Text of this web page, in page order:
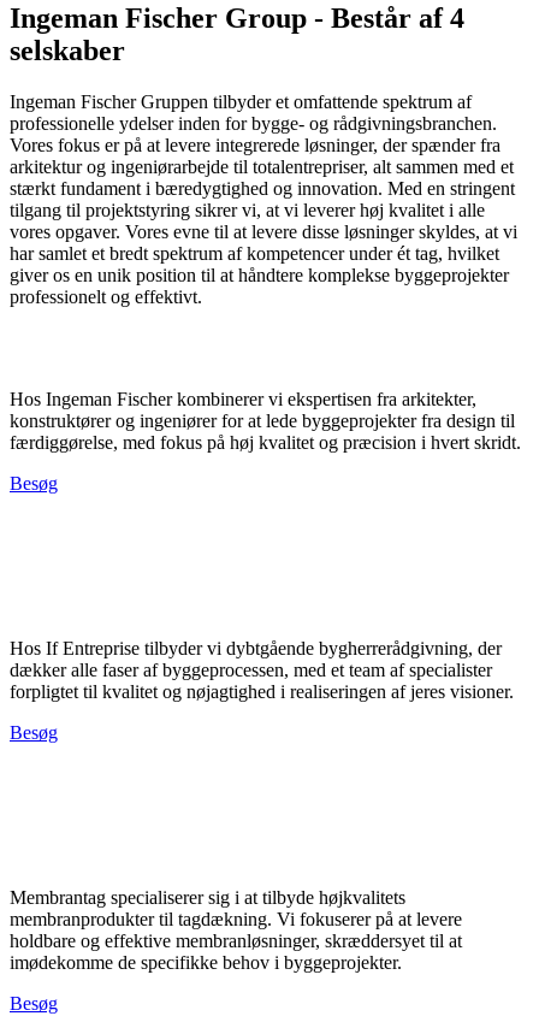
Ingeman Fischer Group - Består af 4
selskaber
Ingeman Fischer Gruppen tilbyder et omfattende spektrum af
professionelle ydelser inden for bygge- og rådgivningsbranchen.
Vores fokus er på at levere integrerede løsninger, der spænder fra
arkitektur og ingeniørarbejde til totalentrepriser, alt sammen med et
stærkt fundament i bæredygtighed og innovation. Med en stringent
tilgang til projektstyring sikrer vi, at vi leverer høj kvalitet i alle
vores opgaver. Vores evne til at levere disse løsninger skyldes, at vi
har samlet et bredt spektrum af kompetencer under ét tag, hvilket
giver os en unik position til at håndtere komplekse byggeprojekter
professionelt og effektivt.
Hos Ingeman Fischer kombinerer vi ekspertisen fra arkitekter,
konstruktører og ingeniører for at lede byggeprojekter fra design til
færdiggørelse, med fokus på høj kvalitet og præcision i hvert skridt.
Besøg
Hos If Entreprise tilbyder vi dybtgående bygherrerådgivning, der
dækker alle faser af byggeprocessen, med et team af specialister
forpligtet til kvalitet og nøjagtighed i realiseringen af jeres visioner.
Besøg
Membrantag specialiserer sig i at tilbyde højkvalitets
membranprodukter til tagdækning. Vi fokuserer på at levere
holdbare og effektive membranløsninger, skræddersyet til at
imødekomme de specifikke behov i byggeprojekter.
Besøg